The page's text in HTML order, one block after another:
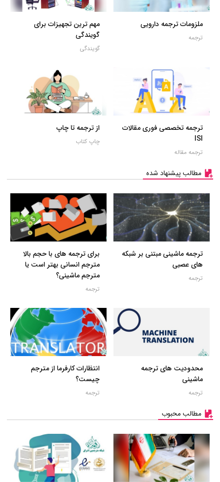
ملزومات ترجمه دارویی
ترجمه
مهم ترین تجهیزات برای
گویندگی
گویندگی
ترجمه تخصصی فوری مقالات
ISI
ترجمه مقاله
از ترجمه تا چاپ
چاپ کتاب
مطالب پیشنهاد شده
ترجمه ماشینی مبتنی بر شبکه
های عصبی
ترجمه
برای ترجمه های با حجم بالا
مترجم انسانی بهتر است یا
مترجم ماشینی؟
ترجمه
محدودیت های ترجمه
ماشینی
ترجمه
انتظارات کارفرما از مترجم
چیست؟
ترجمه
مطالب محبوب